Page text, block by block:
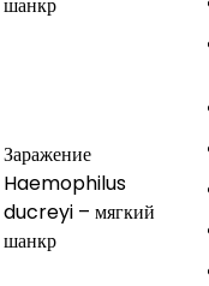
Заражение
Haemophilus
ducreyi – мягкий
шанкр